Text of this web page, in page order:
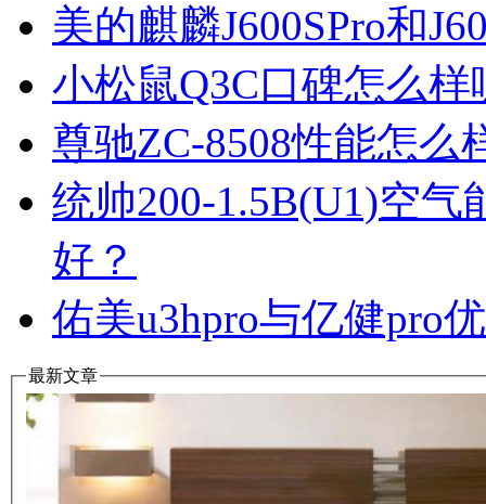
美的麒麟J600SPro和
小松鼠Q3C口碑怎么
尊驰ZC-8508性能怎么
统帅200-1.5B(U1)空
好？
佑美u3hpro与亿健pro
最新文章